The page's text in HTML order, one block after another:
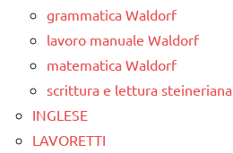
grammatica Waldorf
lavoro manuale Waldorf
matematica Waldorf
scrittura e lettura steineriana
INGLESE
LAVORETTI